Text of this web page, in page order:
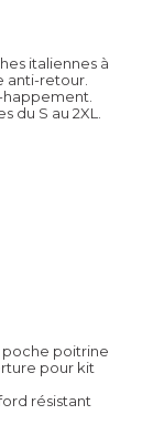
italiennes à
anti-retour.
du S au 2XL.
poche poitrine
pour kit
résistant